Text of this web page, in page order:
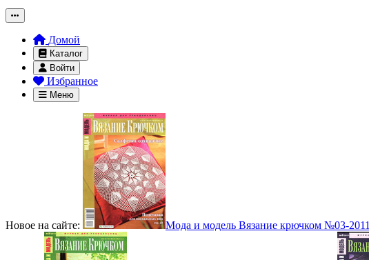
Домой
Каталог
Войти
Избранное
Меню
Новое на сайте: Мода и модель Вязание крючком №03-2011